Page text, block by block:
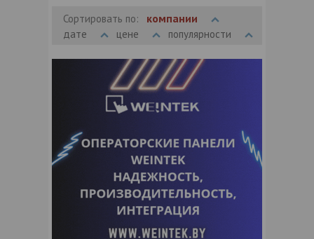
Сортировать по: компании
дате цене популярности